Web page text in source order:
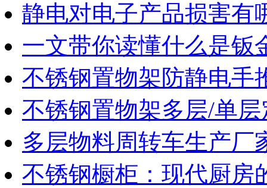
静电对电子产品损害有
一文带你读懂什么是钣
不锈钢置物架防静电手
不锈钢置物架多层/单
多层物料周转车生产厂
不锈钢橱柜：现代厨房